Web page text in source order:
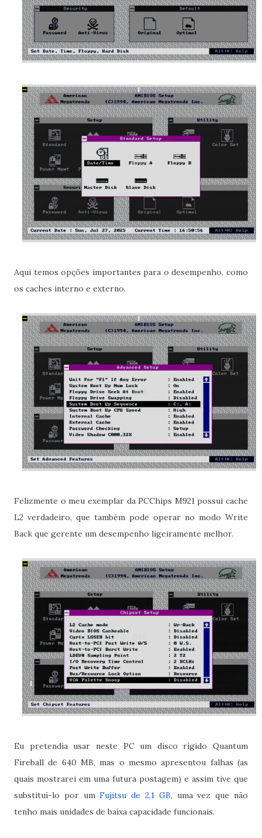
Aqui temos opções importantes para o desempenho, como
os caches interno e externo.
Felizmente o meu exemplar da PCChips M921 possui cache
L2 verdadeiro, que também pode operar no modo Write
Back que gerente um desempenho ligeiramente melhor.
Eu pretendia usar neste PC um disco rígido Quantum
Fireball de 640 MB, mas o mesmo apresentou falhas (as
quais mostrarei em uma futura postagem) e assim tive que
substituí-lo por umFujitsu de 2,1 GB, uma vez que não
tenho mais unidades de baixa capacidade funcionais.